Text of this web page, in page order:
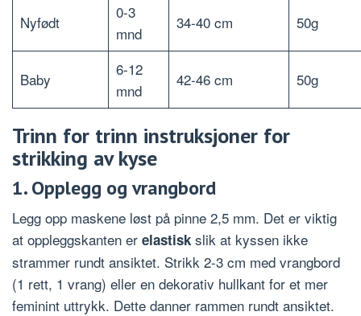
Nyfødt
0-3
mnd
34-40 cm 50g
Baby
6-12
mnd
42-46 cm 50g
Trinn for trinn instruksjoner for
strikking av kyse
1. Opplegg og vrangbord
Legg opp maskene løst på pinne 2,5 mm. Det er viktig
at oppleggskanten er elastisk slik at kyssen ikke
strammer rundt ansiktet. Strikk 2-3 cm med vrangbord
(1 rett, 1 vrang) eller en dekorativ hullkant for et mer
feminint uttrykk. Dette danner rammen rundt ansiktet.